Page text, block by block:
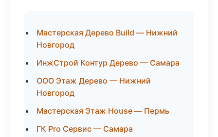
Мастерская Дерево Build — Нижний
Новгород
ИнжСтрой Контур Дерево — Самара
ООО Этаж Дерево — Нижний
Новгород
Мастерская Этаж House — Пермь
ГК Pro Сервис — Самара